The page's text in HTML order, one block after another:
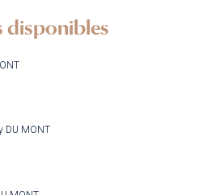
disponibles
DU MONT